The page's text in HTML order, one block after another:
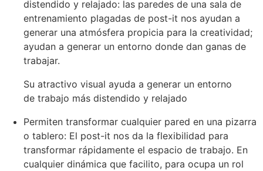
distendido y relajado: las paredes de una sala de
entrenamiento plagadas de post-it nos ayudan a
generar una atmósfera propicia para la creatividad;
ayudan a generar un entorno donde dan ganas de
trabajar.
Su atractivo visual ayuda a generar un entorno
de trabajo más distendido y relajado
Permiten transformar cualquier pared en una pizarra
o tablero: El post-it nos da la flexibilidad para
transformar rápidamente el espacio de trabajo. En
cualquier dinámica que facilito, para ocupa un rol